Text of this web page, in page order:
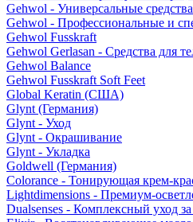
Gehwol - Универсальные средства
Gehwol - Профессиональные и
Gehwol Fusskraft
Gehwol Gerlasan - Средства для
Gehwol Balance
Gehwol Fusskraft Soft Feet
Global Keratin (США)
Glynt (Германия)
Glynt - Уход
Glynt - Окрашивание
Glynt - Укладка
Goldwell (Германия)
Colorance - Тонирующая крем-
Lightdimensions - Премиум-
Dualsenses - Комплексный уход